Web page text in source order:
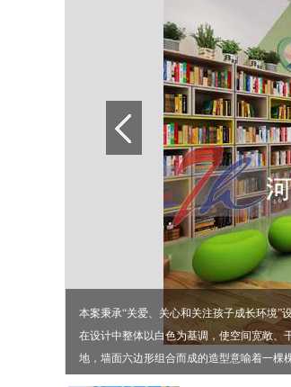
本案秉承“关爱、关心和关注孩子成长环境”
在设计中整体以白色为基调，使空间宽敞、
地，墙面六边形组合而成的造型意喻着一棵